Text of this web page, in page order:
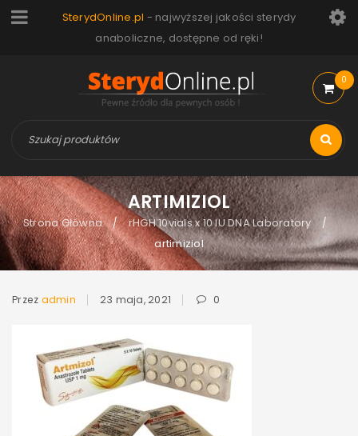
SterydOnline.pl - najwyższej jakości sterydy
anaboliczne, dostępne od ręki!
0
ARTIMIZIOL
Strona Główna / rHGH 10vials x 10 IU DNA Laboratory /
artimiziol
Przez admin 23 maja, 2021 0